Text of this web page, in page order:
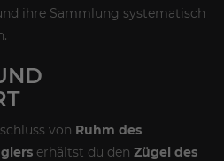
ihre Sammlung systematisch
von Ruhm des
erhältst du den Zügel des